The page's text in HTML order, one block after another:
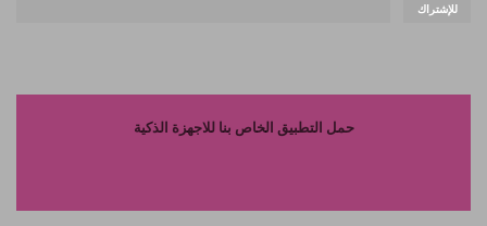
للإشتراك
حمل التطبيق الخاص بنا للاجهزة الذكية